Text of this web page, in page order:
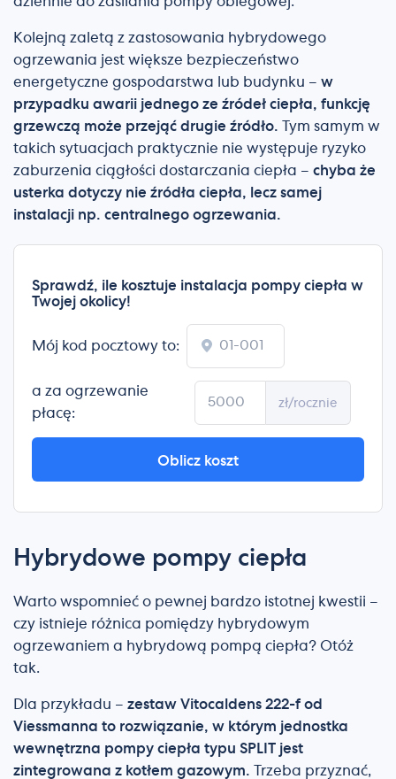
Kolejną zaletą z zastosowania hybrydowego
ogrzewania jest większe bezpieczeństwo
energetyczne gospodarstwa lub budynku – w
przypadku awarii jednego ze źródeł ciepła, funkcję
grzewczą może przejąć drugie źródło. Tym samym w
takich sytuacjach praktycznie nie występuje ryzyko
zaburzenia ciągłości dostarczania ciepła – chyba że
usterka dotyczy nie źródła ciepła, lecz samej
instalacji np. centralnego ogrzewania.
Sprawdź, ile kosztuje instalacja pompy ciepła w
Twojej okolicy!
Mój kod pocztowy to:
a za ogrzewanie
płacę:
zł/rocznie
Oblicz koszt
Hybrydowe pompy ciepła
Warto wspomnieć o pewnej bardzo istotnej kwestii –
czy istnieje różnica pomiędzy hybrydowym
ogrzewaniem a hybrydową pompą ciepła? Otóż
tak.
Dla przykładu – zestaw Vitocaldens 222-f od
Viessmanna to rozwiązanie, w którym jednostka
wewnętrzna pompy ciepła typu SPLIT jest
zintegrowana z kotłem gazowym. Trzeba przyznać,